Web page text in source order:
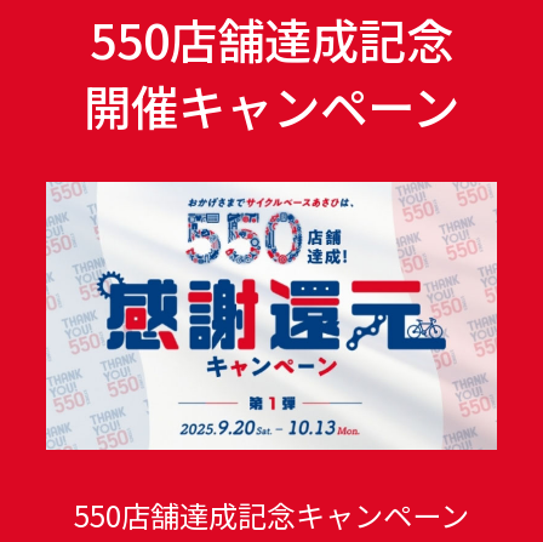
550店舗達成記念
開催キャンペーン
550店舗達成記念キャンペーン